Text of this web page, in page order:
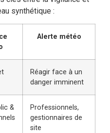
synthétique :
Alerte météo
Réagir face à un
danger imminent
&
Professionnels,
gestionnaires de
site